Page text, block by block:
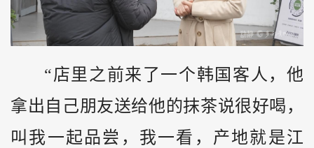
“店里之前来了一个韩国客人，他
拿出自己朋友送给他的抹茶说很好喝，
叫我一起品尝，我一看，产地就是江